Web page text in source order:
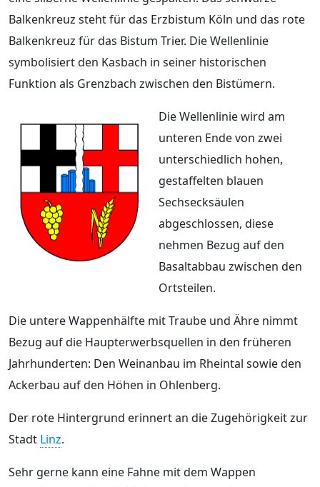
Balkenkreuz steht für das Erzbistum Köln und das rote
Balkenkreuz für das Bistum Trier. Die Wellenlinie
symbolisiert den Kasbach in seiner historischen
Funktion als Grenzbach zwischen den Bistümern.
Die Wellenlinie wird am
unteren Ende von zwei
unterschiedlich hohen,
gestaffelten blauen
Sechsecksäulen
abgeschlossen, diese
nehmen Bezug auf den
Basaltabbau zwischen den
Ortsteilen.
Die untere Wappenhälfte mit Traube und Ähre nimmt
Bezug auf die Haupterwerbsquellen in den früheren
Jahrhunderten: Den Weinanbau im Rheintal sowie den
Ackerbau auf den Höhen in Ohlenberg.
Der rote Hintergrund erinnert an die Zugehörigkeit zur
Stadt Linz.
Sehr gerne kann eine Fahne mit dem Wappen